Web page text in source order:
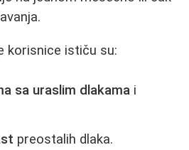
korisnice ističu su:
sa uraslim dlakama i
preostalih dlaka.